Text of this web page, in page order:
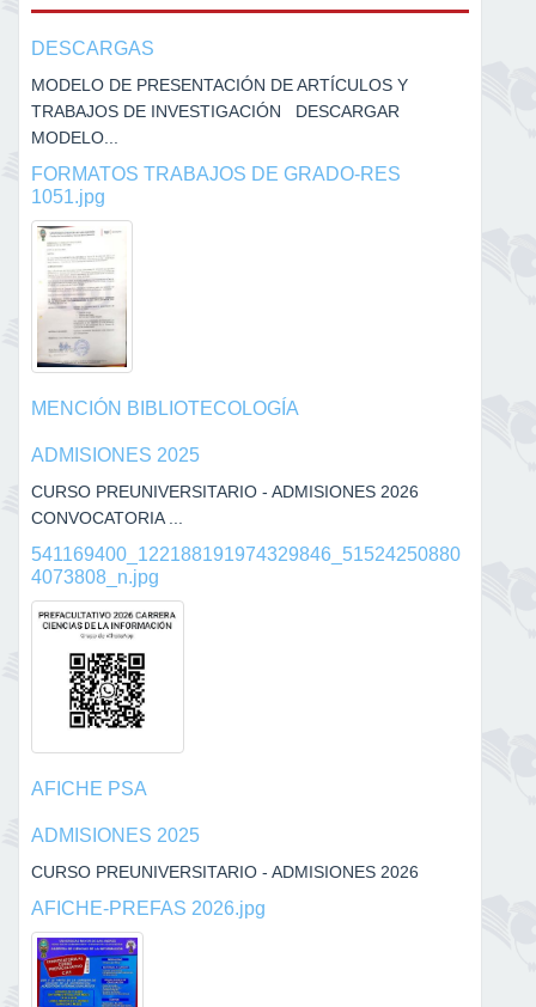
DESCARGAS
MODELO DE PRESENTACIÓN DE ARTÍCULOS Y
TRABAJOS DE INVESTIGACIÓN DESCARGAR
MODELO...
FORMATOS TRABAJOS DE GRADO-RES
1051.jpg
MENCIÓN BIBLIOTECOLOGÍA
ADMISIONES 2025
CURSO PREUNIVERSITARIO - ADMISIONES 2026
CONVOCATORIA ...
541169400_122188191974329846_51524250880
4073808_n.jpg
AFICHE PSA
ADMISIONES 2025
CURSO PREUNIVERSITARIO - ADMISIONES 2026
AFICHE-PREFAS 2026.jpg